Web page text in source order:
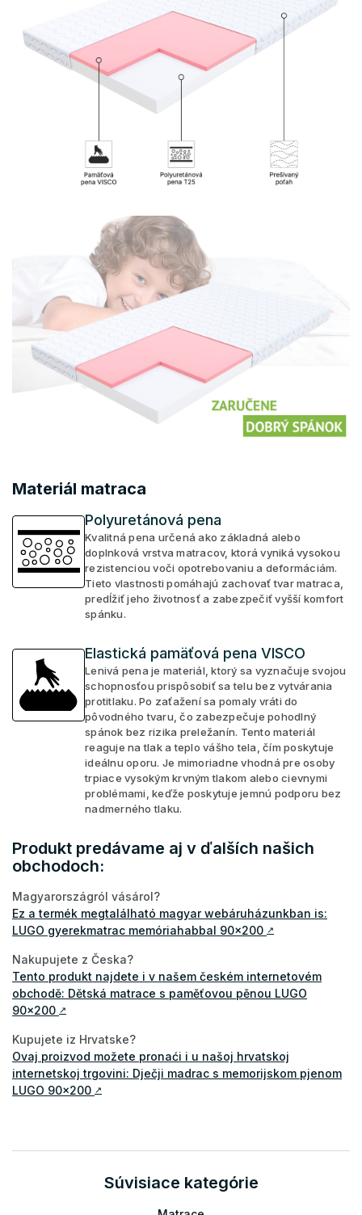
Materiál matraca
Polyuretánová pena
Kvalitná pena určená ako základná alebo
doplnková vrstva matracov, ktorá vyniká vysokou
rezistenciou voči opotrebovaniu a deformáciám.
Tieto vlastnosti pomáhajú zachovať tvar matraca,
predĺžiť jeho životnosť a zabezpečiť vyšší komfort
spánku.
Elastická pamäťová pena VISCO
Lenivá pena je materiál, ktorý sa vyznačuje svojou
schopnosťou prispôsobiť sa telu bez vytvárania
protitlaku. Po zaťažení sa pomaly vráti do
pôvodného tvaru, čo zabezpečuje pohodlný
spánok bez rizika preležanín. Tento materiál
reaguje na tlak a teplo vášho tela, čím poskytuje
ideálnu oporu. Je mimoriadne vhodná pre osoby
trpiace vysokým krvným tlakom alebo cievnymi
problémami, keďže poskytuje jemnú podporu bez
nadmerného tlaku.
Produkt predávame aj v ďalších našich
obchodoch:
Magyarországról vásárol?
Ez a termék megtalálható magyar webáruházunkban is:
LUGO gyerekmatrac memóriahabbal 90x200 ↗
Nakupujete z Česka?
Tento produkt najdete i v našem českém internetovém
obchodě: Dětská matrace s paměťovou pěnou LUGO
90x200 ↗
Kupujete iz Hrvatske?
Ovaj proizvod možete pronaći i u našoj hrvatskoj
internetskoj trgovini: Dječji madrac s memorijskom pjenom
LUGO 90x200 ↗
Súvisiace kategórie